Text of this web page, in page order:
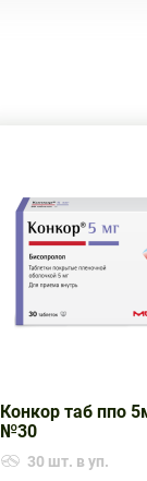
Конкор таб ппо
№30
30 шт. в уп.